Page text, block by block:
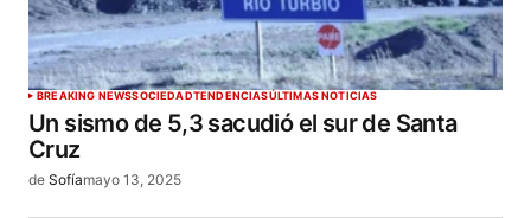
BREAKING NEWSSOCIEDADTENDENCIASÚLTIMAS NOTICIAS
Un sismo de 5,3 sacudió el sur de Santa
Cruz
de Sofíamayo 13, 2025